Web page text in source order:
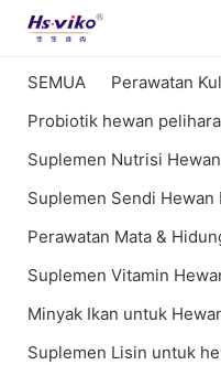
SEMUA
Perawatan
Probiotik hewan
Suplemen Nutrisi
Suplemen Sendi Hewan
Perawatan Mata &
Suplemen Vitamin
Minyak Ikan untuk
Suplemen Lisin untuk